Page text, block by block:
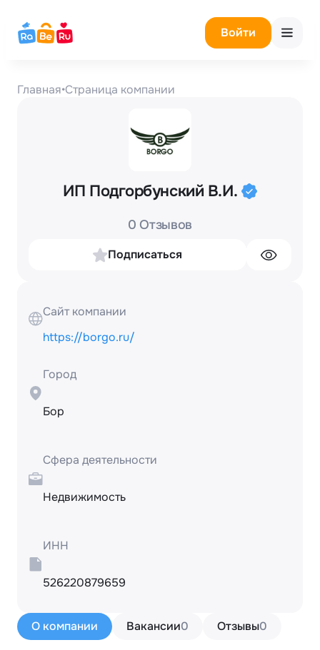
Войти
Главная•Страница компании
ИП Подгорбунский В.И.
0 Отзывов
Подписаться
О компании Вакансии0 Отзывы0
Сайт компании
https://borgo.ru/
Город
Бор
Сфера деятельности
Недвижимость
ИНН
526220879659